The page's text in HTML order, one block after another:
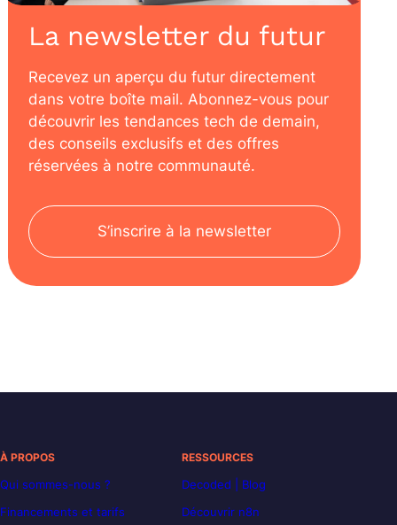
La newsletter du futur
Recevez un aperçu du futur directement
dans votre boîte mail. Abonnez-vous pour
découvrir les tendances tech de demain,
des conseils exclusifs et des offres
réservées à notre communauté.
S’inscrire à la newsletter
À PROPOS
Qui sommes-nous ?
Financements et tarifs
RESSOURCES
Decoded | Blog
Découvrir n8n